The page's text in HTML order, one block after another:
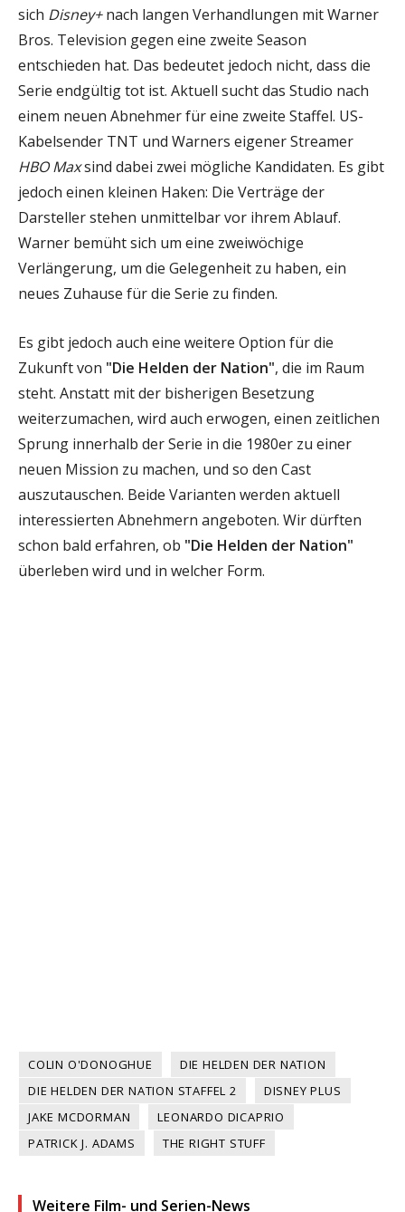
sich Disney+nach langen Verhandlungen mit Warner
Bros. Television gegen eine zweite Season
entschieden hat. Das bedeutet jedoch nicht, dass die
Serie endgültig tot ist. Aktuell sucht das Studio nach
einem neuen Abnehmer für eine zweite Staffel. US-
Kabelsender TNT und Warners eigener Streamer
HBO Maxsind dabei zwei mögliche Kandidaten. Es gibt
jedoch einen kleinen Haken: Die Verträge der
Darsteller stehen unmittelbar vor ihrem Ablauf.
Warner bemüht sich um eine zweiwöchige
Verlängerung, um die Gelegenheit zu haben, ein
neues Zuhause für die Serie zu finden.
Es gibt jedoch auch eine weitere Option für die
Zukunft von "Die Helden der Nation", die im Raum
steht. Anstatt mit der bisherigen Besetzung
weiterzumachen, wird auch erwogen, einen zeitlichen
Sprung innerhalb der Serie in die 1980er zu einer
neuen Mission zu machen, und so den Cast
auszutauschen. Beide Varianten werden aktuell
interessierten Abnehmern angeboten. Wir dürften
schon bald erfahren, ob "Die Helden der Nation"
überleben wird und in welcher Form.
COLIN O'DONOGHUE
DIE HELDEN DER NATION
DIE HELDEN DER NATION STAFFEL 2
DISNEY PLUS
JAKE MCDORMAN
LEONARDO DICAPRIO
PATRICK J. ADAMS
THE RIGHT STUFF
Weitere Film- und Serien-News